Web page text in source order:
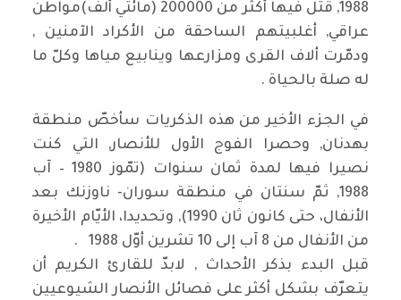
1988, قتل فيها أكثر من 200000 (مائتي ألف)مواطن
عراقي, أغلبيتهم الساحقة من الأكراد الآمنين ,
ودمّرت ألاف القرى ومزارعها وينابيع مياها وكلّ ما
له صلة بالحياة .
في الجزء الأخير من هذه الذكريات سأخصّ منطقة
بهدنان, وحصرا الفوج الأول للأنصار, التي كنت
نصيرا فيها لمدة ثمان سنوات (تمّوز 1980 – آب
1988, ثمّ سنتان في منطقة سوران- ناوزنك بعد
الأنفال، حتى كانون ثان 1990), وتحديدا، الأيّام الأخيرة
من الأنفال من 8 آب إلى 10 تشرين أوّل 1988 .
قبل البدء بذكر الأحداث , لابدّ للقارئ الكريم أن
يتعرّف بشكل أكثر على فصائل الأنصار الشيوعيين